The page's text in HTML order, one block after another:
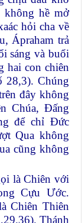
hề mở
hỏi cha về
Ápraham trả
sáng và buổi
hai con chiên
28,3). Chúng
đây không
Chúa, Đấng
để chỉ Đức
Qua không
cũng không
là Chiên với
Cựu Ước.
Chiên Thiên
Thánh